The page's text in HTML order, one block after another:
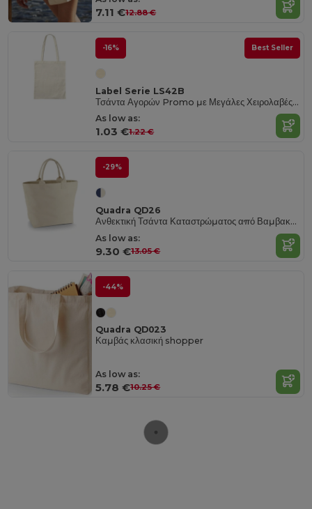
7.11 €12.88 €
-16% Best Seller
Label Serie LS42B
Τσάντα Αγορών Promo με Μεγάλες Χειρολαβές από Βαμβάκι
As low as:
1.03 €1.22 €
-29%
Quadra QD26
Ανθεκτική Τσάντα Καταστρώματος από Βαμβακερό Καμβά Εξωτερικού Χώρου
As low as:
9.30 €13.05 €
-44%
Quadra QD023
Καμβάς κλασική shopper
As low as:
5.78 €10.25 €